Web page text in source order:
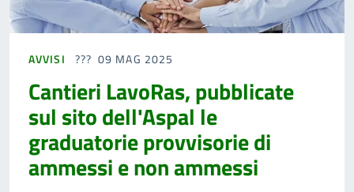
AVVISI 09 MAG 2025
Cantieri LavoRas, pubblicate
sul sito dell'Aspal le
graduatorie provvisorie di
ammessi e non ammessi